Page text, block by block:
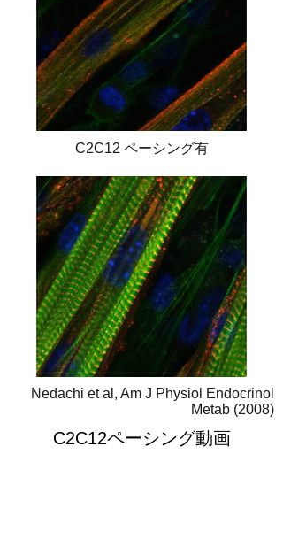
C2C12 ペーシング有
Nedachi et al, Am J Physiol Endocrinol
Metab (2008)
C2C12ペーシング動画